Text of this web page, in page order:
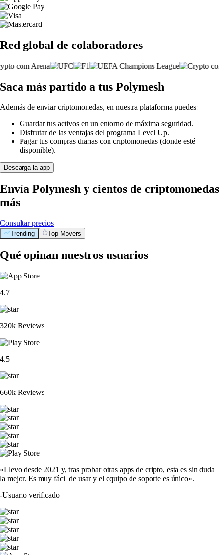
Red global de colaboradores
Saca más partido a tus Polymesh
Además de enviar criptomonedas, en nuestra plataforma puedes:
Guardar tus activos en un entorno de máxima seguridad.
Disfrutar de las ventajas del programa Level Up.
Pagar tus compras diarias con criptomonedas (donde esté
disponible).
Descarga la app
Envía Polymesh y cientos de criptomonedas
más
Consultar precios
Trending Top Movers
Qué opinan nuestros usuarios
4.7
320k Reviews
4.5
660k Reviews
«Llevo desde 2021 y, tras probar otras apps de cripto, esta es sin duda
la mejor. Es muy fácil de usar y el equipo de soporte es único».
-Usuario verificado